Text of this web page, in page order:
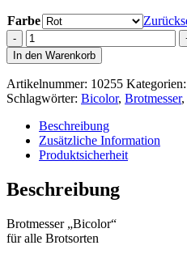
Farbe
Brotmesser
"Bicolor"
Menge
In den Warenkorb
Artikelnummer: 10255 Kategorien:
Schlagwörter: Bicolor, Brotmesser,
Beschreibung
Zusätzliche Information
Produktsicherheit
Beschreibung
Brotmesser „Bicolor“
für alle Brotsorten